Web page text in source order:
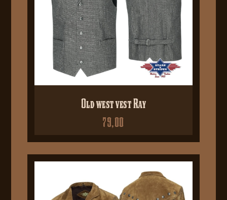
Old west vest Ray
79,00